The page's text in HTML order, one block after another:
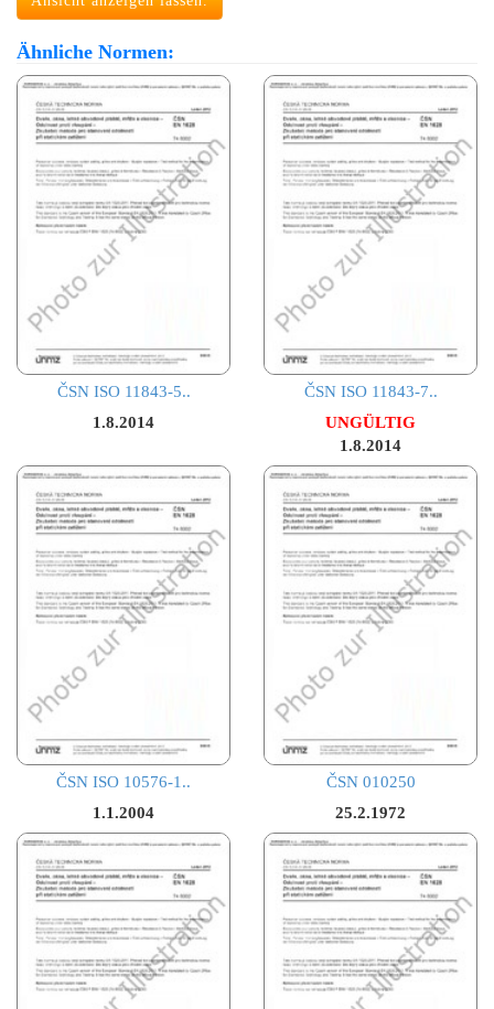
Ähnliche Normen:
ČSN ISO 11843-5..
1.8.2014
ČSN ISO 11843-7..
UNGÜLTIG
1.8.2014
ČSN ISO 10576-1..
1.1.2004
ČSN 010250
25.2.1972